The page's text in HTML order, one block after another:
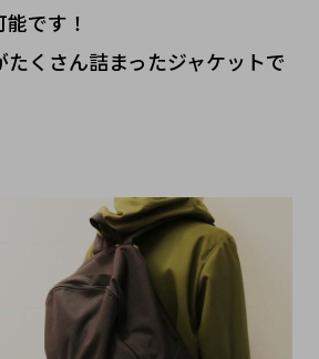
です！
たくさん詰まったジャケットで